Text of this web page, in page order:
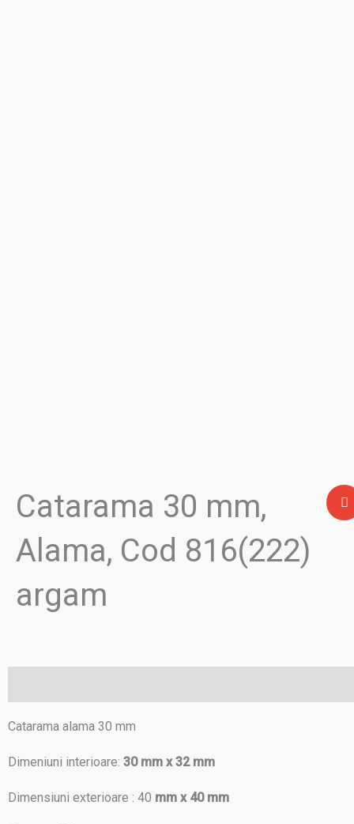
Catarama 30 mm,
Alama, Cod 816(222)
argam
Catarama alama 30 mm
Dimeniuni interioare: 30 mm x 32 mm
Dimensiuni exterioare : 40 mm x 40 mm